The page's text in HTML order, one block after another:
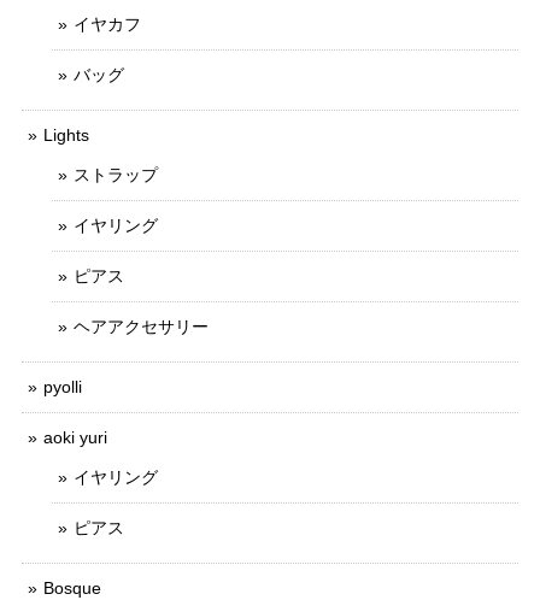
イヤカフ
バッグ
Lights
ストラップ
イヤリング
ピアス
ヘアアクセサリー
pyolli
aoki yuri
イヤリング
ピアス
Bosque